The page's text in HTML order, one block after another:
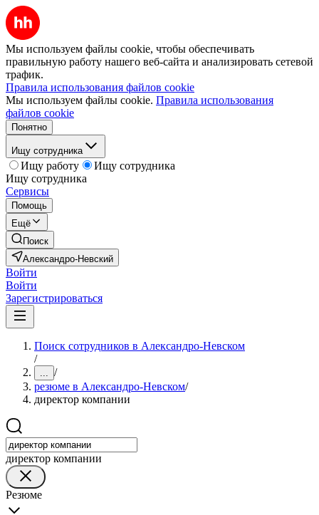
Мы используем файлы cookie, чтобы обеспечивать
правильную работу нашего веб-сайта и анализировать сетевой
трафик.
Правила использования файлов cookie
Мы используем файлы cookie. Правила использования
файлов cookie
Понятно
Ищу сотрудника
Ищу работу
Ищу сотрудника
Ищу сотрудника
Сервисы
Помощь
Ещё
Поиск
Александро-Невский
Войти
Войти
Зарегистрироваться
Поиск сотрудников в Александро-Невском
/
... /
резюме в Александро-Невском/
директор компании
директор компании
Резюме